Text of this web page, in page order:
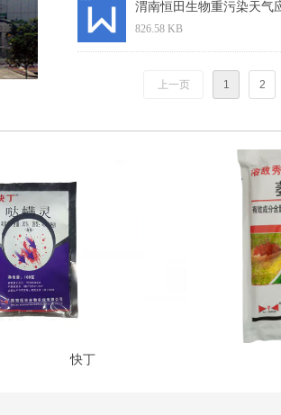
826.58 KB
上一页 1 2
快丁